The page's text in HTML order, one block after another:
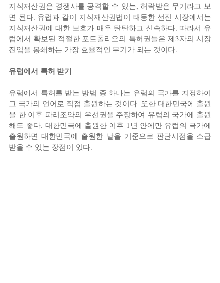
지식재산권은 경쟁사를 공격할 수 있는, 허락받은 무기라고 보
면 된다. 유럽과 같이 지식재산권법이 태동한 선진 시장에서는
지식재산권에 대한 보호가 매우 탄탄하고 신속하다. 따라서 유
럽에서 확보된 적절한 포트폴리오의 특허권들은 제3자의 시장
진입을 봉쇄하는 가장 효율적인 무기가 되는 것이다.
유럽에서 특허 받기
유럽에서 특허를 받는 방법 중 하나는 유럽의 국가를 지정하여
그 국가의 언어로 직접 출원하는 것이다. 또한 대한민국에 출원
을 한 이후 파리조약의 우선권을 주장하여 유럽의 국가에 출원
해도 좋다. 대한민국에 출원한 이후 1년 안에만 유럽의 국가에
출원하면 대한민국에 출원한 날을 기준으로 판단시점을 소급
받을 수 있는 장점이 있다.